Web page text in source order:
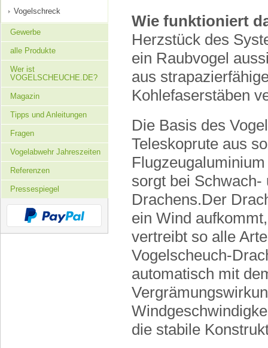
Vogelschreck
Gewerbe
alle Produkte
Wer ist
VOGELSCHEUCHE.DE?
Magazin
Tipps und Anleitungen
Fragen
Vogelabwehr Jahreszeiten
Referenzen
Pressespiegel
Wie funktioniert
Herzstück des
ein Raubvogel
aus
Kohlefaserstäben
Die Basis des
Teleskoprute aus
sorgt bei Schwach-
Drachens.Der
ein Wind
vertreibt so alle
Vogelscheuch-
automatisch mit
die stabile